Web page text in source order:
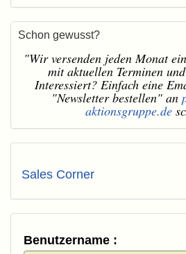
Schon gewusst?
"Wir versenden jeden Monat
mit aktuellen Terminen
Interessiert? Einfach eine
"Newsletter bestellen" an
aktionsgruppe.de
Sales Corner
Benutzername :